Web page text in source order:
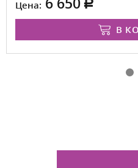
Цена:
В